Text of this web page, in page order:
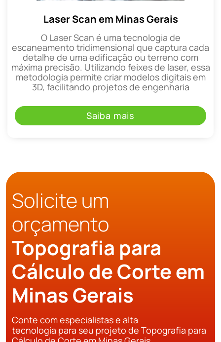
Laser Scan em Minas Gerais
O Laser Scan é uma tecnologia de
escaneamento tridimensional que captura cada
detalhe de uma edificação ou terreno com
máxima precisão. Utilizando feixes de laser, essa
metodologia permite criar modelos digitais em
3D, facilitando projetos de engenharia
Saiba mais
Solicite um
orçamento
Topografia para
Cálculo de Corte em
Minas Gerais
Conte com especialistas e alta
tecnologia para seu projeto de Topografia para